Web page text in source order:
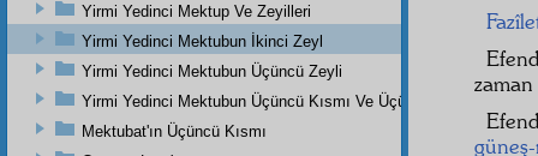
zaman
Yirmi Yedinci Mektup Ve Zeyilleri
Yirmi Yedinci Mektubun İkinci Zeyl
Yirmi Yedinci Mektubun Üçüncü Zeyli
Yirmi Yedinci Mektubun Üçüncü Kısmı Ve Üçüncü Zeylin
Mektubat'ın Üçüncü Kısmı